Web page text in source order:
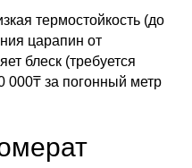
термостойкость (до
царапин от
блеск (требуется
000₸ за погонный метр